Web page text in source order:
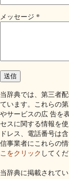
メッセージ *
当辞典では、第三者
ています。これらの
やサービスの広 告を
セスに関する情報を
ドレス、電話番号は
信事業者にこれらの
こをクリック してくだ
当辞典に掲載されて